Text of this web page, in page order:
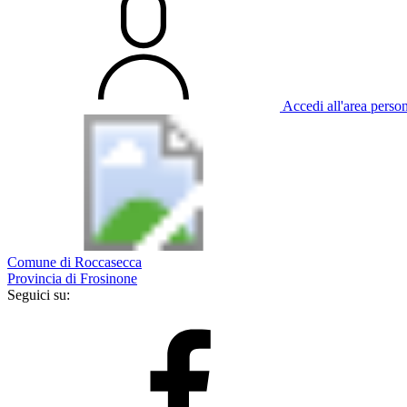
Accedi all'area
Comune di Roccasecca
Provincia di Frosinone
Seguici su: